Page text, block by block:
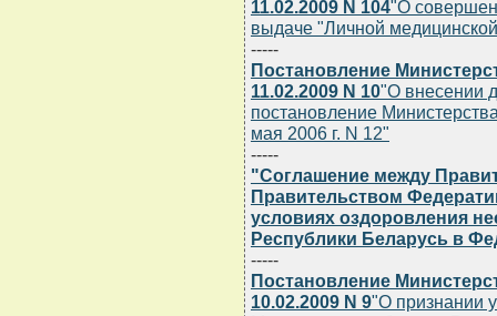
11.02.2009 N 104"О
выдаче "Личной
-----
Постановление
11.02.2009 N 10"О внесении
постановление
мая 2006 г. N 12"
-----
"Соглашение между
Правительством
условиях оздоровления
Республики Беларусь в
-----
Постановление
10.02.2009 N 9"О признании